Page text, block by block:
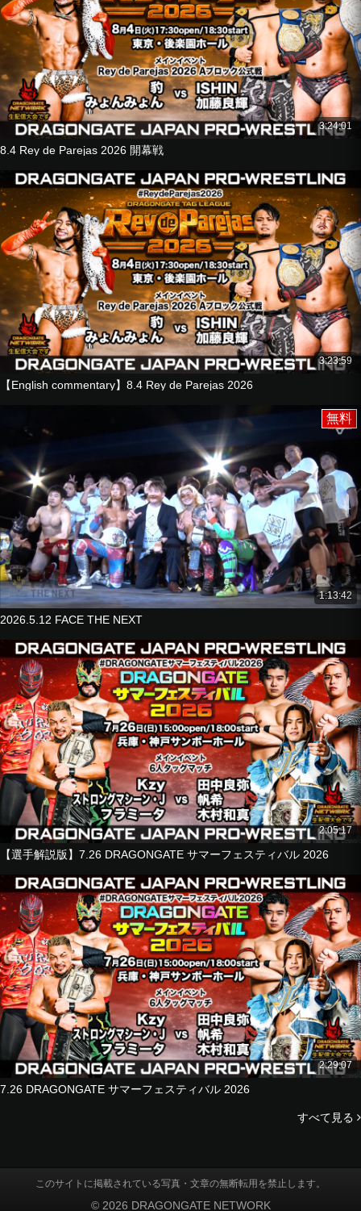
3:24:01
8.4 Rey de Parejas 2026 開幕戦
3:23:59
【English commentary】8.4 Rey de Parejas 2026
1:13:42
2026.5.12 FACE THE NEXT
無料
2:05:17
【選手解説版】7.26 DRAGONGATE サマーフェスティバル 2026
2:29:07
7.26 DRAGONGATE サマーフェスティバル 2026
すべて見る
このサイトに掲載されている写真・文章の無断転用を禁止します。
© 2026 DRAGONGATE NETWORK